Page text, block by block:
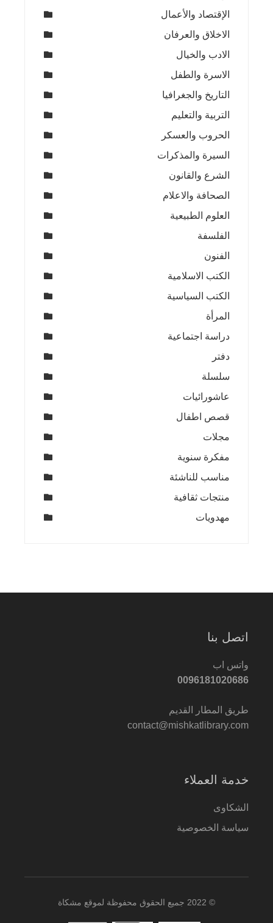
الإقتصاد والأعمال
الاخلاق والعرفان
الادب والخيال
الاسرة والطفل
التاريخ والجغرافيا
التربية والتعليم
الحروب والعسكر
السيرة والمذكرات
الشرع والقانون
الصحافة والاعلام
العلوم الطبيعية
الفلسفة
الفنون
الكتب الاسلامية
الكتب السياسية
المرأة
دراسة اجتماعية
دفتر
سلسلة
عاشورائيات
قصص اطفال
مجلات
مفكرة سنوية
مناسب للناشئة
منتجات ثقافية
مهدويات
اتصل بنا
واتس اب
0096181020686
طريق المطار القديم
contact@mishkatlibrary.com
خدمة العملاء
الشكاوى
سياسة الخصوصية
© 2022 جميع الحقوق محفوظة لموقع مشكاة